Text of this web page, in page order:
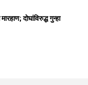
दोघांविरुद्ध गुन्हा